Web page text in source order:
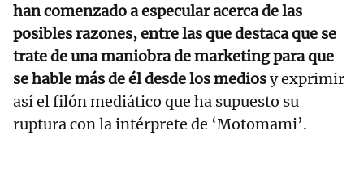
han comenzado a especular acerca de las
posibles razones, entre las que destaca que se
trate de una maniobra de marketing para que
se hable más de él desde los mediosy exprimir
así el filón mediático que ha supuesto su
ruptura con la intérprete de ‘Motomami’.